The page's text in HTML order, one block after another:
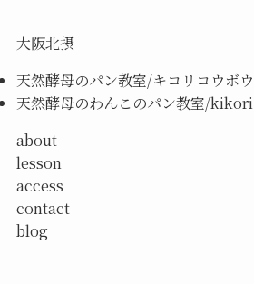
大阪北摂
天然酵母のパン教室/キコリコウボウ
天然酵母のわんこのパン教室/kikori
about
lesson
access
contact
blog